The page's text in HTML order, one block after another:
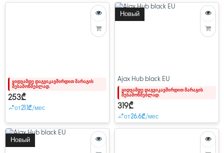
ყიდვამდე დაგვიკავშირდით მარაგის
შესამოწმებლად.
253₾
от21.1₾/мес
Новый
Ajax Hub black EU
ყიდვამდე დაგვიკავშირდით მარაგის
შესამოწმებლად.
319₾
от26.6₾/мес
Новый